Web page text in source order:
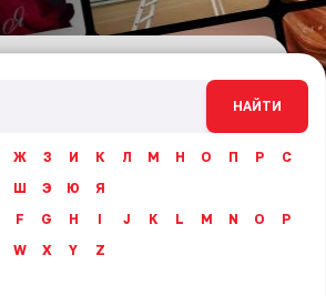
НАЙТИ
Ж З И К Л М Н О П Р
С
Ш Э Ю
Я
F G H I J K L M N O
P
W X Y Z